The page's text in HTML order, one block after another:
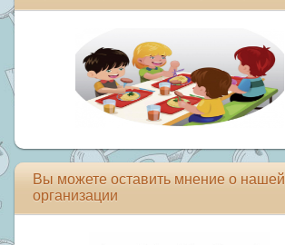
Вы можете оставить мнение о нашей
организации